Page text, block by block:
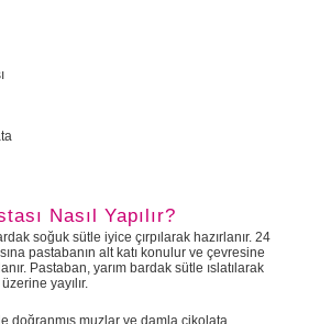
Nasıl Yapılır?
soğuk sütle iyice çırpılarak hazırlanır. 24
pastabanın alt katı konulur ve çevresine
Pastaban, yarım bardak sütle ıslatılarak
yayılır.
doğranmış muzlar ve damla çikolata